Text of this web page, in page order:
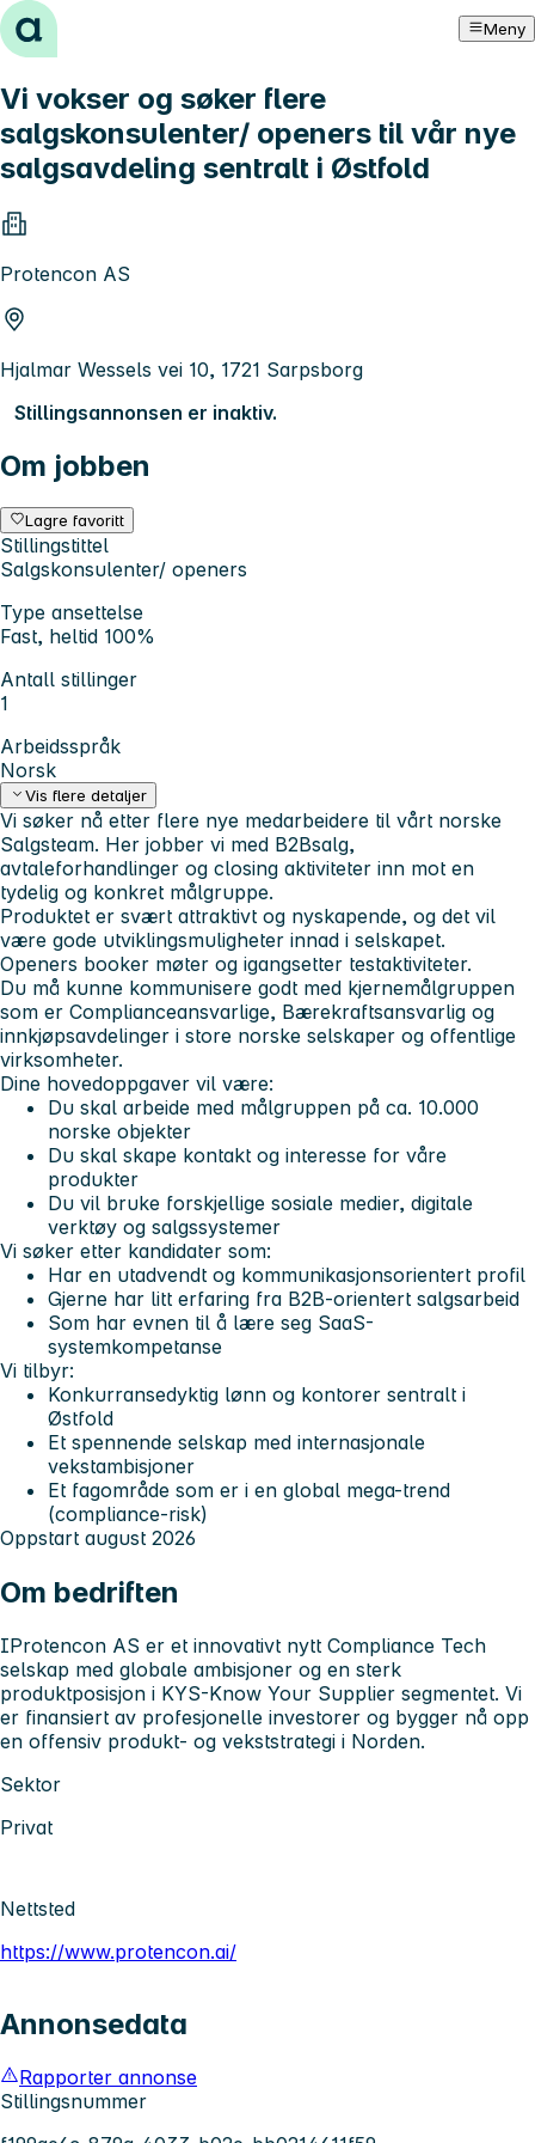
Hopp til innhold Meny
Vi vokser og søker flere
salgskonsulenter/ openers til vår nye
salgsavdeling sentralt i Østfold
Protencon AS
Hjalmar Wessels vei 10, 1721 Sarpsborg
Stillingsannonsen er inaktiv.
Om jobben
Lagre favoritt
Stillingstittel
Salgskonsulenter/ openers
Type ansettelse
Fast, heltid 100%
Antall stillinger
1
Arbeidsspråk
Norsk
Vis flere detaljer
Vi søker nå etter flere nye medarbeidere til vårt norske
Salgsteam. Her jobber vi med B2Bsalg,
avtaleforhandlinger og closing aktiviteter inn mot en
tydelig og konkret målgruppe.
Produktet er svært attraktivt og nyskapende, og det vil
være gode utviklingsmuligheter innad i selskapet.
Openers booker møter og igangsetter testaktiviteter.
Du må kunne kommunisere godt med kjernemålgruppen
som er Complianceansvarlige, Bærekraftsansvarlig og
innkjøpsavdelinger i store norske selskaper og offentlige
virksomheter.
Dine hovedoppgaver vil være:
Du skal arbeide med målgruppen på ca. 10.000
norske objekter
Du skal skape kontakt og interesse for våre
produkter
Du vil bruke forskjellige sosiale medier, digitale
verktøy og salgssystemer
Vi søker etter kandidater som:
Har en utadvendt og kommunikasjonsorientert profil
Gjerne har litt erfaring fra B2B-orientert salgsarbeid
Som har evnen til å lære seg SaaS-
systemkompetanse
Vi tilbyr:
Konkurransedyktig lønn og kontorer sentralt i
Østfold
Et spennende selskap med internasjonale
vekstambisjoner
Et fagområde som er i en global mega-trend
(compliance-risk)
Oppstart august 2026
Om bedriften
IProtencon AS er et innovativt nytt Compliance Tech
selskap med globale ambisjoner og en sterk
produktposisjon i KYS-Know Your Supplier segmentet. Vi
er finansiert av profesjonelle investorer og bygger nå opp
en offensiv produkt- og vekststrategi i Norden.
Sektor
Privat
Nettsted
https://www.protencon.ai/
Annonsedata
Rapporter annonse
Stillingsnummer